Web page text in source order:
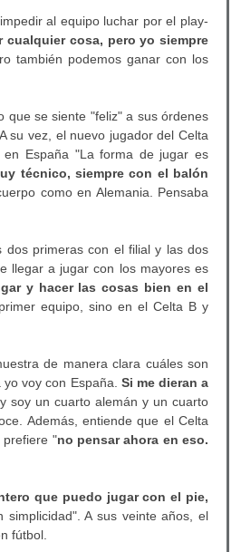
al equipo luchar por el play-
cualquier cosa, pero yo siempre
también podemos ganar con los
que se siente "feliz" a sus órdenes
su vez, el nuevo jugador del Celta
España "La forma de jugar es
técnico, siempre con el balón
como en Alemania. Pensaba
dos primeras con el filial y las dos
llegar a jugar con los mayores es
y hacer las cosas bien en el
equipo, sino en el Celta B y
de manera clara cuáles son
voy con España. Si me dieran a
soy un cuarto alemán y un cuarto
Además, entiende que el Celta
prefiere "no pensar ahora en eso.
que puedo jugar con el pie,
simplicidad". A sus veinte años, el
fútbol.